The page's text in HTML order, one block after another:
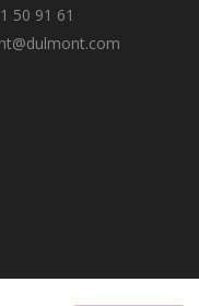
50 91 61